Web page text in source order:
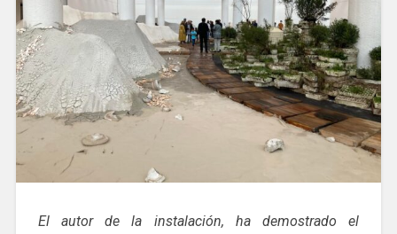
El autor de la instalación, ha demostrado el